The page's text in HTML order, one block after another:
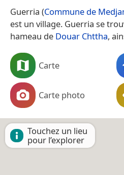
Guerria (Commune de
est un village. Guerria se
hameau de Douar Chttha,
Carte
Carte photo
Touchez un lieu
pour l’explorer